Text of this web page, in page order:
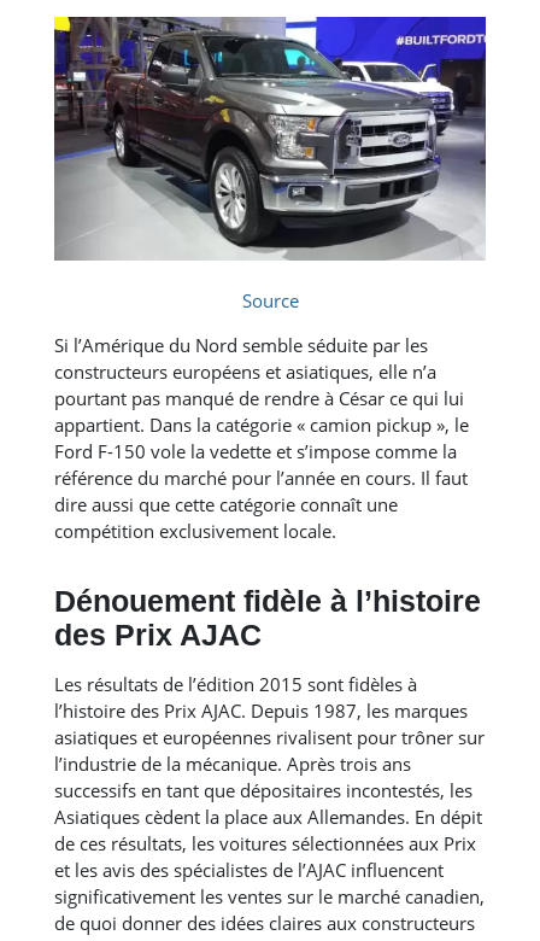
Source
Si l’Amérique du Nord semble séduite par les
constructeurs européens et asiatiques, elle n’a
pourtant pas manqué de rendre à César ce qui lui
appartient. Dans la catégorie « camion pickup », le
Ford F-150 vole la vedette et s’impose comme la
référence du marché pour l’année en cours. Il faut
dire aussi que cette catégorie connaît une
compétition exclusivement locale.
Dénouement fidèle à l’histoire
des Prix AJAC
Les résultats de l’édition 2015 sont fidèles à
l’histoire des Prix AJAC. Depuis 1987, les marques
asiatiques et européennes rivalisent pour trôner sur
l’industrie de la mécanique. Après trois ans
successifs en tant que dépositaires incontestés, les
Asiatiques cèdent la place aux Allemandes. En dépit
de ces résultats, les voitures sélectionnées aux Prix
et les avis des spécialistes de l’AJAC influencent
significativement les ventes sur le marché canadien,
de quoi donner des idées claires aux constructeurs